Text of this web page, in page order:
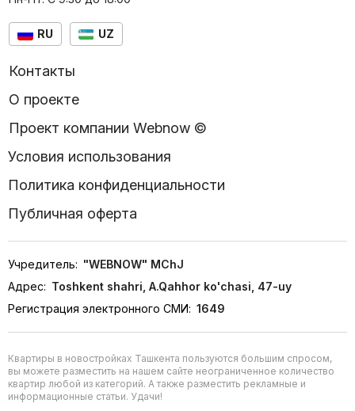
RU UZ
Контакты
О проекте
Проект компании Webnow ©
Условия использования
Политика конфиденциальности
Публичная оферта
Учредитель: "WEBNOW" MChJ
Адрес: Toshkent shahri, A.Qahhor ko'chasi, 47-uy
Регистрация электронного СМИ: 1649
Квартиры в новостройках Ташкента пользуются большим спросом,
вы можете разместить на нашем сайте неограниченное количество
квартир любой из категорий. А также разместить рекламные и
информационные статьи. Удачи!